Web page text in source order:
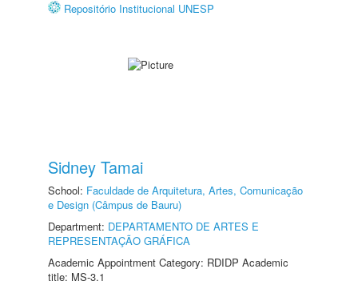
Repositório Institucional UNESP
Sidney Tamai
School: Faculdade de Arquitetura, Artes, Comunicação
e Design (Câmpus de Bauru)
Department: DEPARTAMENTO DE ARTES E
REPRESENTAÇÃO GRÁFICA
Academic Appointment Category: RDIDP Academic
title: MS-3.1